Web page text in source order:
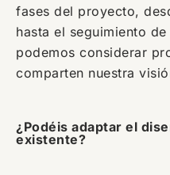
fases del proyecto,
hasta el seguimiento
podemos considerar
comparten nuestra
¿Podéis adaptar el
existente?